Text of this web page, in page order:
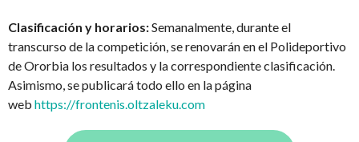
Clasificación y horarios:Semanalmente, durante el
transcurso de la competición, se renovarán en el Polideportivo
de Ororbia los resultados y la correspondiente clasificación.
Asimismo, se publicará todo ello en la página
web https://frontenis.oltzaleku.com